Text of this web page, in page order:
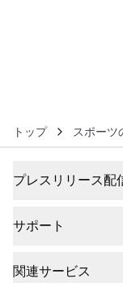
トップ スポーツ
プレスリリース配
サポート
関連サービス